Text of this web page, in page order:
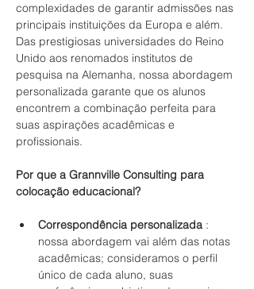
complexidades de garantir admissões nas
principais instituições da Europa e além.
Das prestigiosas universidades do Reino
Unido aos renomados institutos de
pesquisa na Alemanha, nossa abordagem
personalizada garante que os alunos
encontrem a combinação perfeita para
suas aspirações acadêmicas e
profissionais.
Por que a Grannville Consulting para
colocação educacional?
Correspondência personalizada :
nossa abordagem vai além das notas
acadêmicas; consideramos o perfil
único de cada aluno, suas